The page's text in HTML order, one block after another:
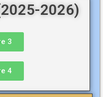
2026)
3
4